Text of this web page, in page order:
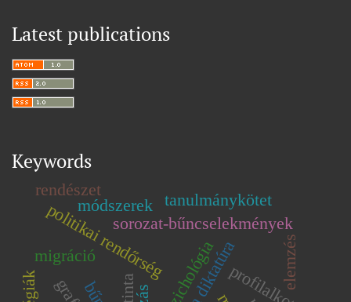
Latest publications
Keywords
politikai rendőrségsorozat-bűncselekmények
pszichológia elemzés
módszerek
migráció
tanulmánykötet
rendészet